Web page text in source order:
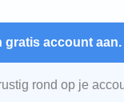
gratis account aan.
rond op je